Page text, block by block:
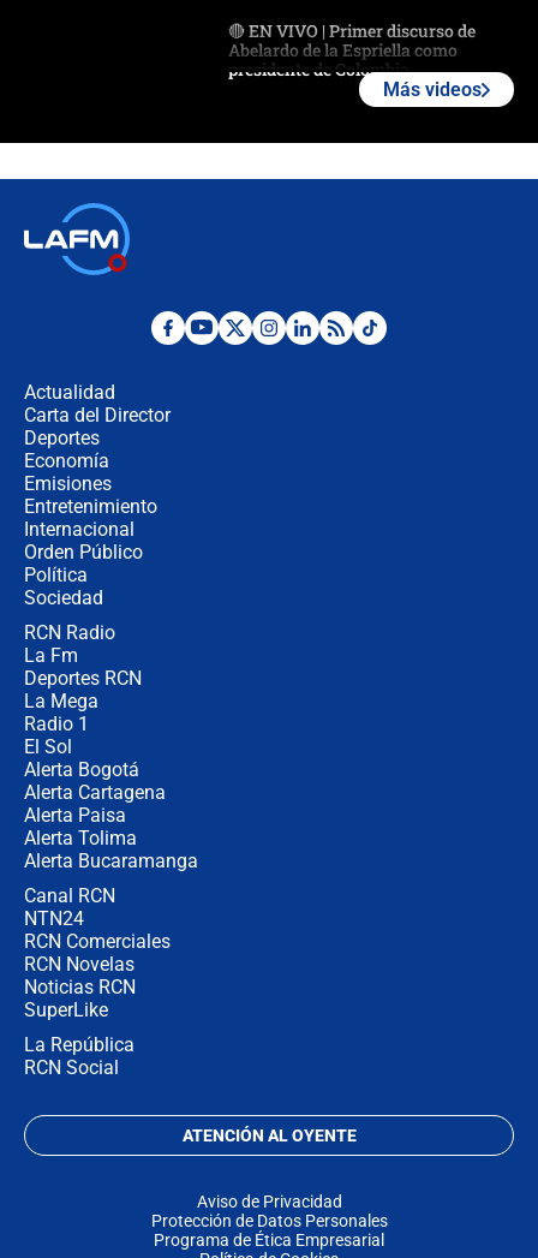
🔴 EN VIVO | Primer discurso de
Abelardo de la Espriella como
presidente de Colombia
Desde dermatitis hasta infecciones:
Más videos
Actualidad
Carta del Director
Deportes
Economía
Emisiones
Entretenimiento
Internacional
Orden Público
Política
Sociedad
RCN Radio
La Fm
Deportes RCN
La Mega
Radio 1
El Sol
Alerta Bogotá
Alerta Cartagena
Alerta Paisa
Alerta Tolima
Alerta Bucaramanga
Canal RCN
NTN24
RCN Comerciales
RCN Novelas
Noticias RCN
SuperLike
La República
RCN Social
ATENCIÓN AL OYENTE
Aviso de Privacidad
Protección de Datos Personales
Programa de Ética Empresarial